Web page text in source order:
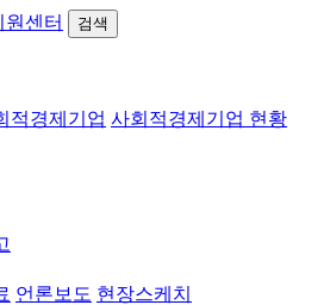
센터 검색
적경제기업 사회적경제기업 현황
언론보도 현장스케치